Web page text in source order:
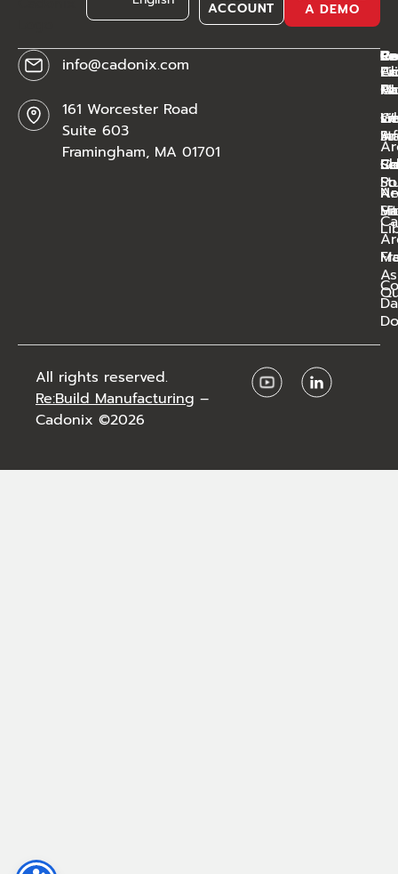
ACCOUNT A DEMO
info@cadonix.com
161 Worcester Road
Suite 603
Framingham, MA 01701
AI
All rights reserved.
Re:Build Manufacturing –
Cadonix ©2026